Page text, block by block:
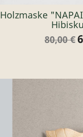
Holzmaske
80,00 €